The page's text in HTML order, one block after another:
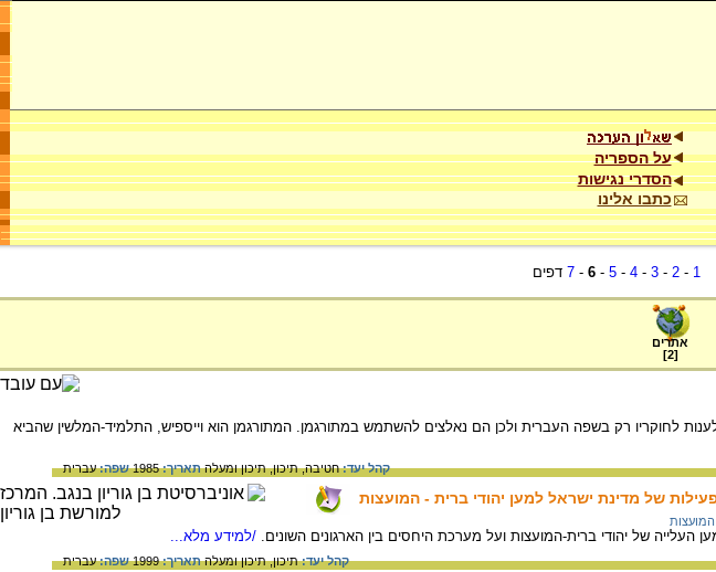
על הספריה
הסדרי נגישות
כתבו אלינו
1
-
2
-
3
-
4
-
5
-
6
-
7 דפים
אתרים
[
2
]
לחוקריו רק בשפה העברית ולכן הם נאלצים להשתמש במתורגמן. המתורגמן הוא וייספיש, התלמיד-המלשין שהביא
קהל יעד:חטיבה,תיכון,תיכון ומעלהתאריך:1985 שפה:עברית
של מדינת ישראל למען יהודי ברית - המועצות
המועצות
העלייה של יהודי ברית-המועצות ועל מערכת היחסים בין הארגונים השונים. /למידע מלא...
קהל יעד:תיכון,תיכון ומעלהתאריך:1999 שפה:עברית